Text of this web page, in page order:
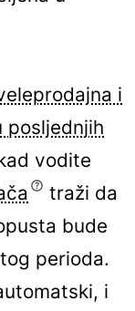
i
posljednjih
vodite
traži da
bude
perioda.
i